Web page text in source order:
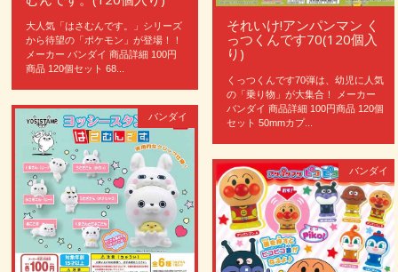
大人気「はさむんです。」シリーズ
から待望の「ポケモン」が登場！！
メーカー バンダイ 商品詳細 100円
商品 120個セット 68...
それいけ!アンパンマン く
っつくんです70(120個入
り)
くっつくんです70弾は、幼児に人気
の「乗り物」が大集合！ メーカー
バンダイ 商品詳細 100円商品 120個
セット 50mmカプ...
バンダイ
バンダイ